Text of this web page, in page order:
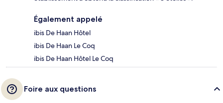
Également appelé
ibis De Haan Hôtel
ibis De Haan Le Coq
ibis De Haan Hôtel Le Coq
Foire aux questions